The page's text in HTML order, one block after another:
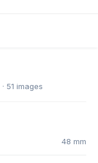
· 51 images
48 mm